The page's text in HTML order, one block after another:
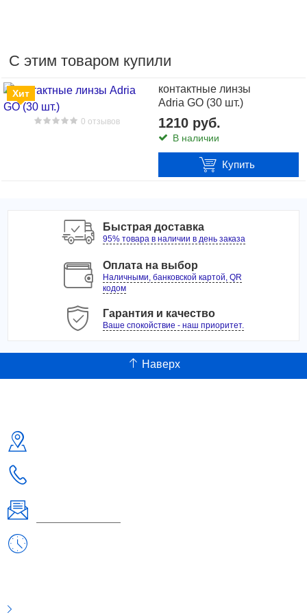
1 отзыв
Купить
С этим товаром купили
0 отзывов
Хит
контактные линзы
Adria GO (30 шт.)
1210 руб.
В наличии
Купить
Быстрая доставка
95% товара в наличии в день заказа
Оплата на выбор
Наличными, банковской картой, QR
кодом
Гарантия и качество
Ваше спокойствие - наш приоритет.
Наверх